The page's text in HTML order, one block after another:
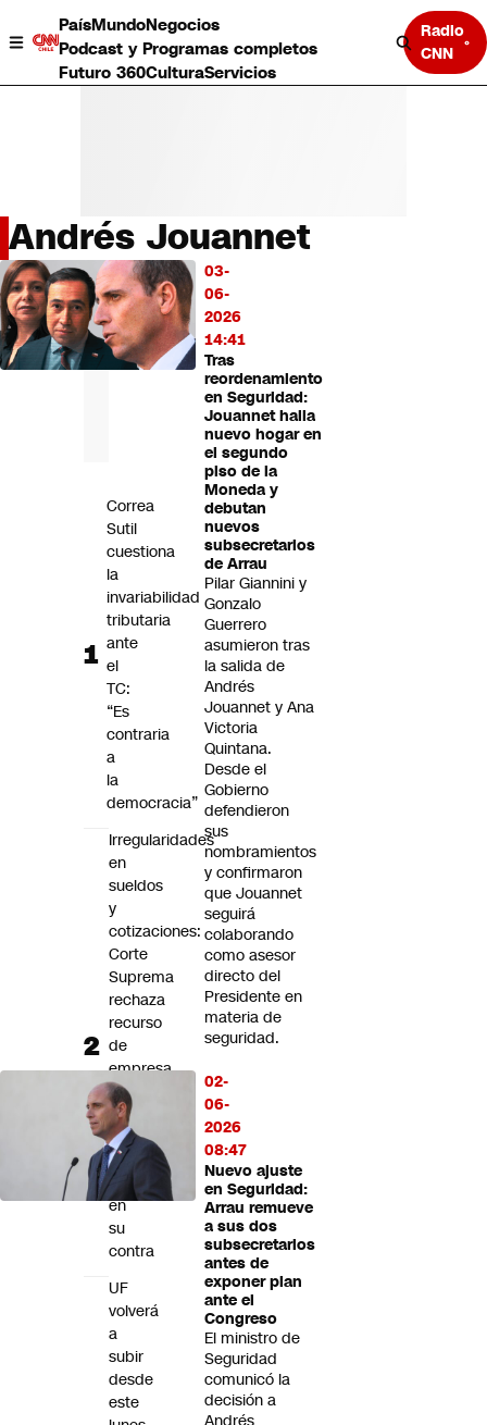
PaísMundoNegocios
Podcast y Programas completos
Futuro 360CulturaServicios
Radio
CNN
País
Mundo
Negocios
Deportes
Programas completos
Andrés Jouannet
03-
06-
2026
14:41
Tras
reordenamiento
en Seguridad:
Jouannet halla
nuevo hogar en
el segundo
piso de la
Moneda y
debutan
nuevos
subsecretarios
de Arrau
Pilar Giannini y
Gonzalo
Guerrero
asumieron tras
la salida de
Andrés
Jouannet y Ana
Victoria
Quintana.
Desde el
Gobierno
defendieron
sus
nombramientos
y confirmaron
que Jouannet
seguirá
colaborando
como asesor
directo del
Presidente en
materia de
seguridad.
02-
06-
2026
08:47
Nuevo ajuste
en Seguridad:
Arrau remueve
a sus dos
subsecretarios
antes de
exponer plan
ante el
Congreso
El ministro de
Seguridad
comunicó la
decisión a
Andrés
LO
MÁS
LEÍDO
Correa
Sutil
cuestiona
la
invariabilidad
tributaria
ante
el
TC:
“Es
contraria
a
la
democracia”
Irregularidades
en
sueldos
y
cotizaciones:
Corte
Suprema
rechaza
recurso
de
empresa
agrícola
y
confirma
multas
laborales
en
su
contra
UF
volverá
a
subir
desde
este